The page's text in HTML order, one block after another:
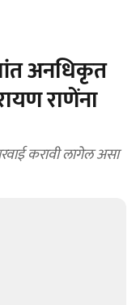
अनधिकृत
राणेंना
करावी लागेल असा